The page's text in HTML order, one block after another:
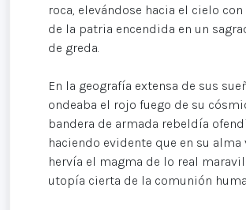
roca, elevándose hacia el cielo
de la patria encendida en un
de greda.
En la geografía extensa de sus
ondeaba el rojo fuego de su
bandera de armada rebeldía
haciendo evidente que en su alma
hervía el magma de lo real
utopía cierta de la comunión